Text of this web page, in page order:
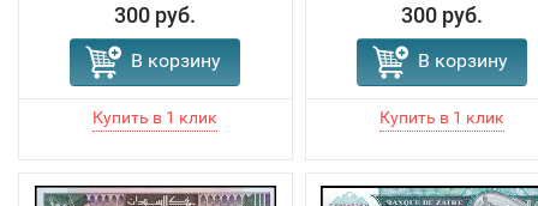
300 руб.
В корзину
300 руб.
В корзину